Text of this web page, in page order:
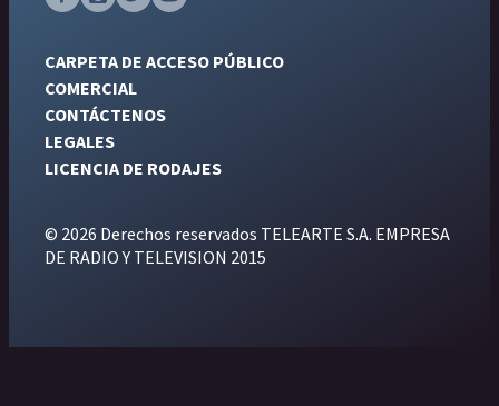
CARPETA DE ACCESO PÚBLICO
COMERCIAL
CONTÁCTENOS
LEGALES
LICENCIA DE RODAJES
© 2026 Derechos reservados TELEARTE S.A. EMPRESA
DE RADIO Y TELEVISION 2015